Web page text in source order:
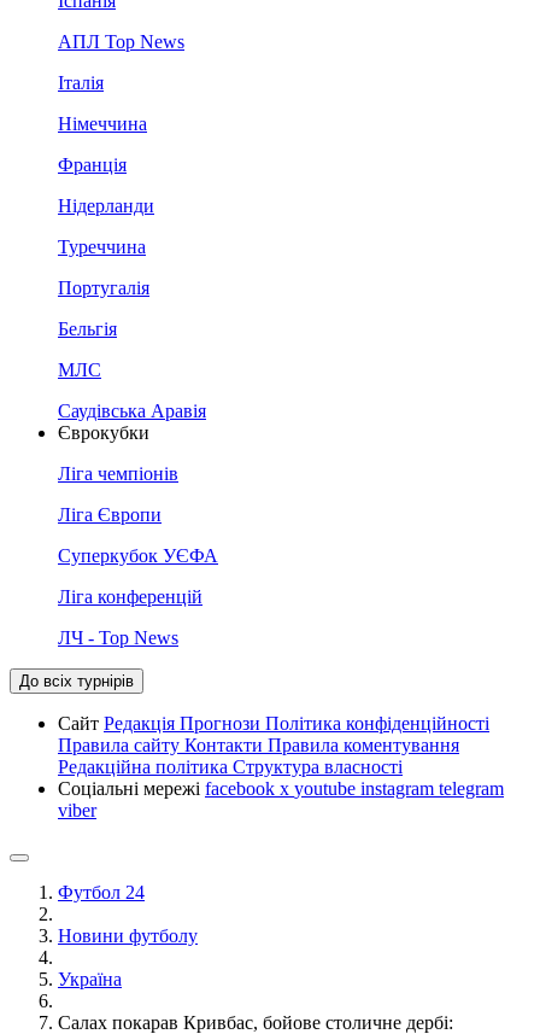
АПЛ Top News
Італія
Німеччина
Франція
Нідерланди
Туреччина
Португалія
Бельгія
МЛС
Саудівська Аравія
Єврокубки
Ліга чемпіонів
Ліга Європи
Суперкубок УЄФА
Ліга конференцій
ЛЧ - Top News
До всіх турнірів
Сайт Редакція Прогнози Політика конфіденційності
Правила сайту Контакти Правила коментування
Редакційна політика Структура власності
Соціальні мережі facebook x youtube instagram telegram
viber
Футбол 24
Новини футболу
Україна
Салах покарав Кривбас, бойове столичне дербі: